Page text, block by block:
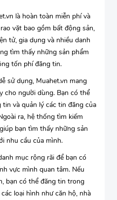
là hoàn toàn miễn phí và
vặt bao gồm bất động sản,
tử, gia dụng và nhiều danh
tìm thấy những sản phẩm
tốn phí đăng tin.
sử dụng, Muahet.vn mang
cho người dùng. Bạn có thể
và quản lý các tin đăng của
ra, hệ thống tìm kiếm
bạn tìm thấy những sản
nhu cầu của mình.
mục rộng rãi để bạn có
vực mình quan tâm. Nếu
bạn có thể đăng tin trong
loại hình như căn hộ, nhà